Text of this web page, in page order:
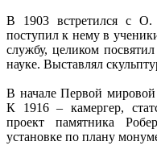
В 1903 встретился с О.
поступил к нему в
службу, целиком
науке. Выставлял
В начале Первой
К 1916 – камергер,
проект памятника
установке по плану